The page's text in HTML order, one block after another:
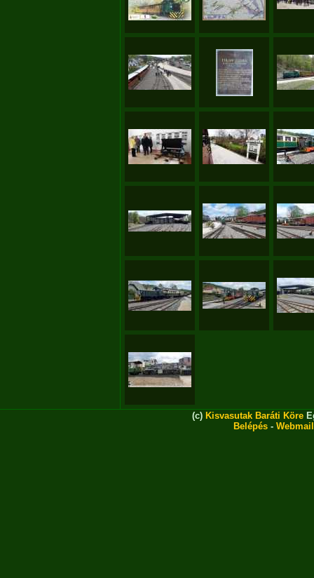
(c) Kisvasutak Baráti Köre
Belépés - Webmail